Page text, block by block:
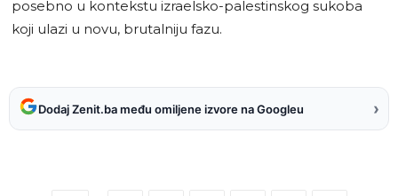
posebno u kontekstu izraelsko-palestinskog sukoba
koji ulazi u novu, brutalniju fazu.
Dodaj Zenit.ba među omiljene izvore na Googleu ›